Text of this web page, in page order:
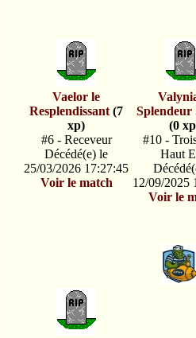
Vaelor le
Resplendissant (7
xp)
#6 - Receveur
Décédé(e) le
25/03/2026 17:27:45
Voir le match
Splendeur
(0
#10 -
Haut
12/09/2025
Voir le